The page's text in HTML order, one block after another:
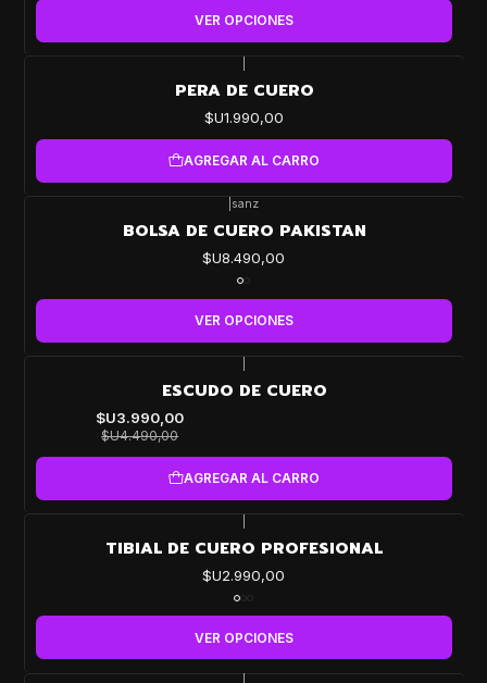
VER OPCIONES
PERA DE CUERO
$U1.990,00
AGREGAR AL CARRO
sanz
BOLSA DE CUERO PAKISTAN
$U8.490,00
VER OPCIONES
ESCUDO DE CUERO
$U3.990,00
$U4.490,00
AGREGAR AL CARRO
TIBIAL DE CUERO PROFESIONAL
$U2.990,00
VER OPCIONES